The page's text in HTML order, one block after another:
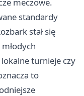
standardy
stał się
turnieje czy
to